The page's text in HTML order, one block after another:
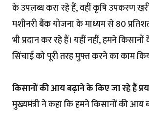
के उपलब्ध करा रहे हैं, वहीं कृषि उपकरण
मशीनरी बैंक योजना के माध्यम से 80
भी प्रदान कर रहे हैं। यहीं नहीं, हमने
सिंचाई को पूरी तरह मुफ्त करने का काम
किसानों की आय बढ़ाने के किए जा रहे हैं
मुख्यमंत्री ने कहा कि हमने किसानों की आय